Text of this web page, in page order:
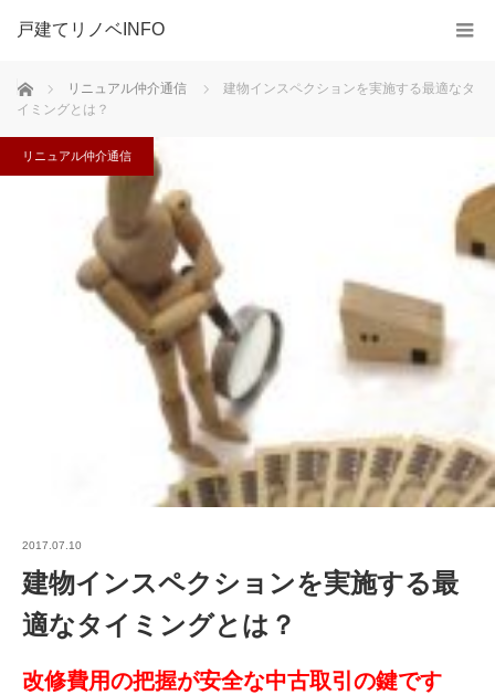
戸建てリノベINFO
ホーム リニュアル仲介通信
建物インスペクションを実施する最適なタ
イミングとは？
リニュアル仲介通信
2017.07.10
建物インスペクションを実施する最
適なタイミングとは？
改修費用の把握が安全な中古取引の鍵です